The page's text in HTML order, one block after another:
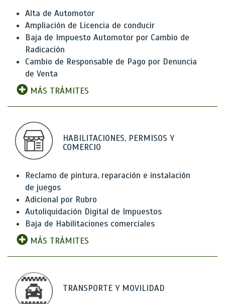
Alta de Automotor
Ampliación de Licencia de conducir
Baja de Impuesto Automotor por Cambio de
Radicación
Cambio de Responsable de Pago por Denuncia
de Venta
MÁS TRÁMITES
HABILITACIONES, PERMISOS Y
COMERCIO
Reclamo de pintura, reparación e instalación
de juegos
Adicional por Rubro
Autoliquidación Digital de Impuestos
Baja de Habilitaciones comerciales
MÁS TRÁMITES
TRANSPORTE Y MOVILIDAD